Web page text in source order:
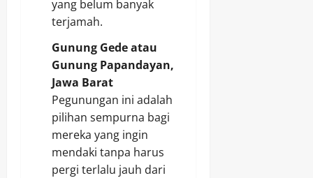
yang belum banyak
terjamah.
Gunung Gede atau
Gunung Papandayan,
Jawa Barat
Pegunungan ini adalah
pilihan sempurna bagi
mereka yang ingin
mendaki tanpa harus
pergi terlalu jauh dari